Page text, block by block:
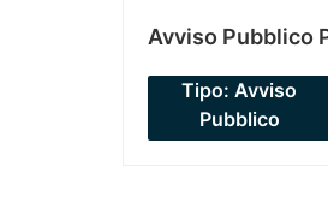
Avviso Pubblico
Tipo: Avviso
Pubblico